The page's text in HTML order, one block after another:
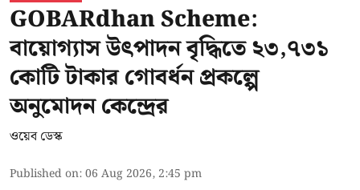
GOBARdhan Scheme:
বায়োগ্যাস উৎপাদন বৃদ্ধিতে ২৩,৭৩১
কোটি টাকার গোবর্ধন প্রকল্পে
অনুমোদন কেন্দ্রের
ওয়েব ডেস্ক
Published on:06 Aug 2026, 2:45 pm